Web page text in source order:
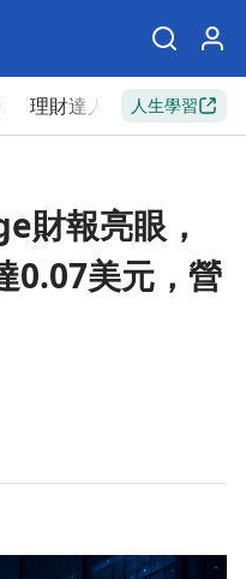
理財達人 新手入門
人生學習
財報亮眼，
0.07美元，營